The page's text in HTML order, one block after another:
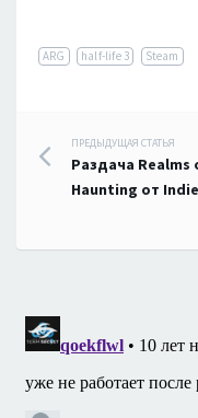
ARG half-life 3 Steam
по
записям
ПРЕДЫДУЩАЯ СТАТЬЯ
Раздача Realms
Haunting от